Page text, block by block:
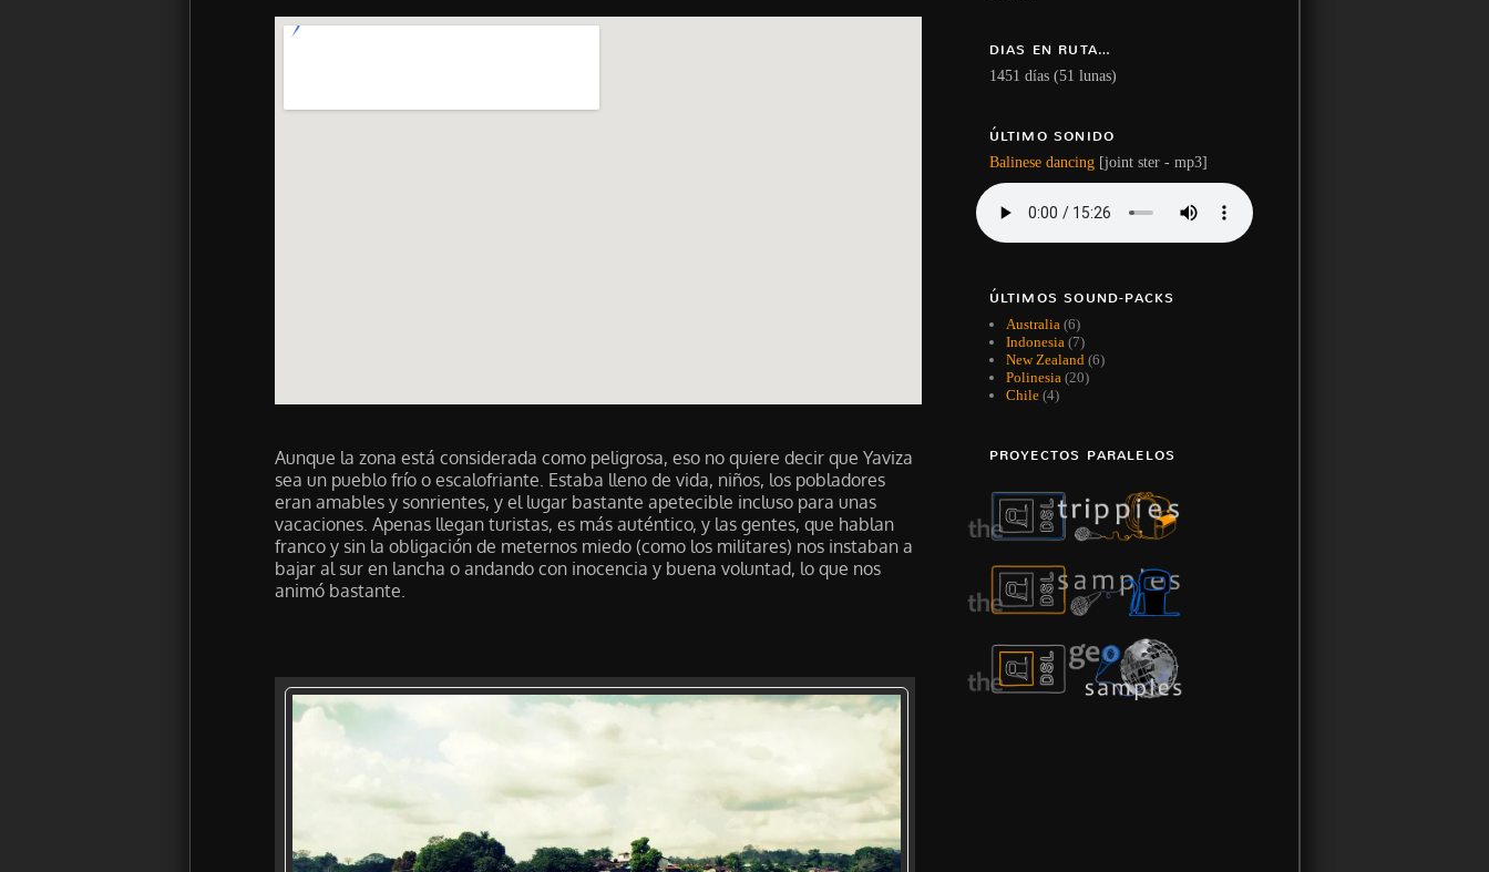
Aunque la zona está considerada como peligrosa, eso no quiere decir que Yaviza
sea un pueblo frío o escalofriante. Estaba lleno de vida, niños, los pobladores
eran amables y sonrientes, y el lugar bastante apetecible incluso para unas
vacaciones. Apenas llegan turistas, es más auténtico, y las gentes, que hablan
franco y sin la obligación de meternos miedo (como los militares) nos instaban a
bajar al sur en lancha o andando con inocencia y buena voluntad, lo que nos
animó bastante.
DIAS EN RUTA…
1451 días (51 lunas)
ÚLTIMO SONIDO
Balinese dancing[joint ster - mp3]
ÚLTIMOS SOUND-PACKS
Australia (6)
Indonesia (7)
New Zealand (6)
Polinesia (20)
Chile(4)
PROYECTOS PARALELOS